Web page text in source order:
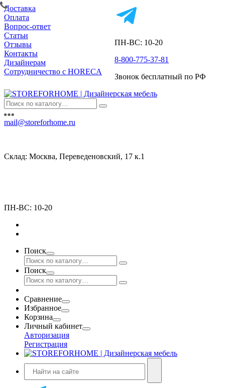
Доставка
Оплата
Вопрос-ответ
Статьи
Отзывы
Контакты
Дизайнерам
Сотрудничество с HORECA
ПН-ВС: 10-20
8-800-775-37-81
Звонок бесплатный по РФ
mail@storeforhome.ru
Склад: Москва, Переведеновский, 17 к.1
ПН-ВС: 10-20
Поиск
Поиск
Сравнение
Избранное
Корзина
Личный кабинет
Авторизация
Регистрация